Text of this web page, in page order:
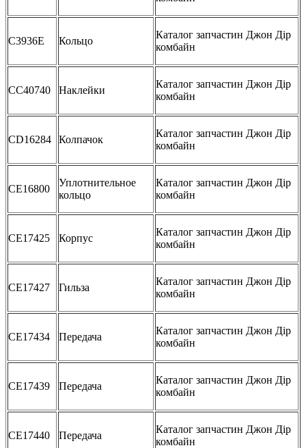
C3936E Кольцо
Каталог запчастин Джон Дір
комбайн
CC40740 Наклейки
Каталог запчастин Джон Дір
комбайн
CD16284 Колпачок
Каталог запчастин Джон Дір
комбайн
CE16800
Уплотнительное
кольцо
Каталог запчастин Джон Дір
комбайн
CE17425 Корпус
Каталог запчастин Джон Дір
комбайн
CE17427 Гильза
Каталог запчастин Джон Дір
комбайн
CE17434 Передача
Каталог запчастин Джон Дір
комбайн
CE17439 Передача
Каталог запчастин Джон Дір
комбайн
CE17440 Передача
Каталог запчастин Джон Дір
комбайн